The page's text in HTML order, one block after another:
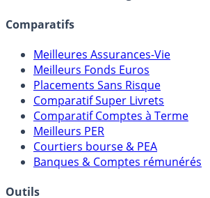
assureurs, sociétés de gestion, CGP, etc.
Comparatifs
Meilleures Assurances-Vie
Meilleurs Fonds Euros
Placements Sans Risque
Comparatif Super Livrets
Comparatif Comptes à Terme
Meilleurs PER
Banques & Comptes rémunérés